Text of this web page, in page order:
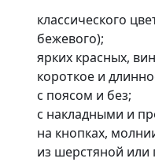
классического
бежевого);
ярких красных,
короткое и
с поясом и без;
с накладными и
на кнопках,
из шерстяной или